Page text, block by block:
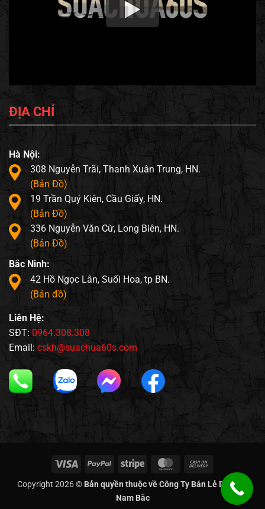
ĐỊA CHỈ
Hà Nội:
308 Nguyễn Trãi, Thanh Xuân Trung, HN.
(Bản Đồ)
19 Trần Quý Kiên, Cầu Giấy, HN.
(Bản Đồ)
336 Nguyễn Văn Cừ, Long Biên, HN.
(Bản Đồ)
Bắc Ninh:
42 Hồ Ngọc Lân, Suối Hoa, tp BN.
(Bản đồ)
Liên Hệ:
SĐT: 0964.308.308
Email: cskh@suachua60s.com
Visa PayPal Stripe MasterCard
Delivery
Copyright 2026 © Bản quyền thuộc về Công Ty Bán Lẻ Di Động
Nam Bắc